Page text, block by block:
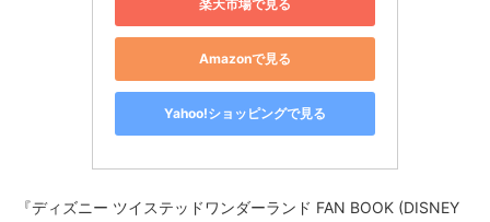
楽天市場で見る
Amazonで見る
Yahoo!ショッピングで見る
『ディズニー ツイステッドワンダーランド FAN BOOK (DISNEY